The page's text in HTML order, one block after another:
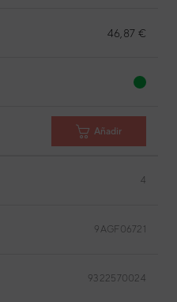
46,87 €
Añadir
4
9AGF06721
9322570024